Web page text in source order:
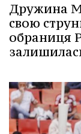
Дружина
свою
обраниця